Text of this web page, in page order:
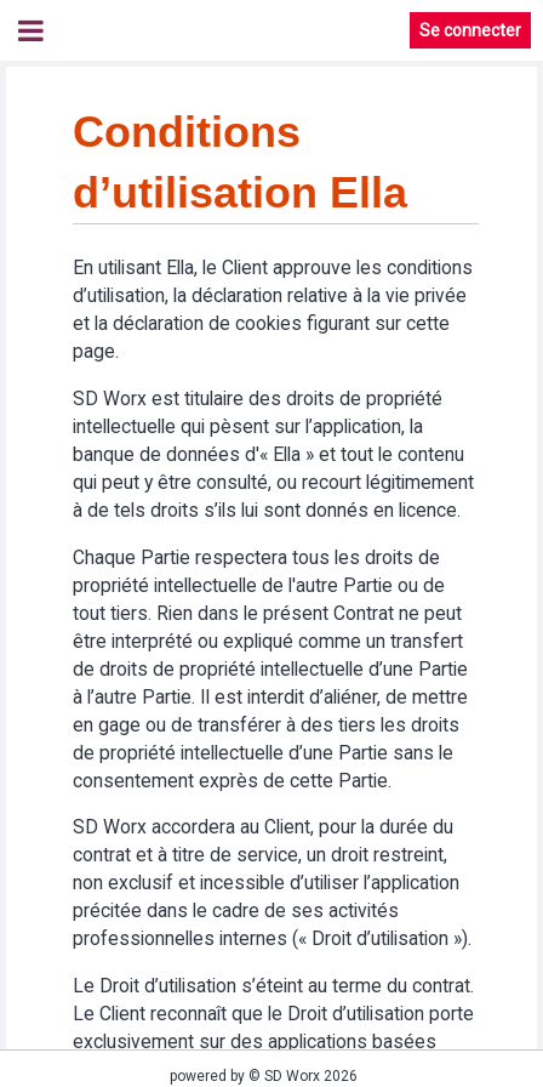
Se connecter
Conditions
d’utilisation Ella
En utilisant Ella, le Client approuve les conditions
d’utilisation, la déclaration relative à la vie privée
et la déclaration de cookies figurant sur cette
page.
SD Worx est titulaire des droits de propriété
intellectuelle qui pèsent sur l’application, la
banque de données d'« Ella » et tout le contenu
qui peut y être consulté, ou recourt légitimement
à de tels droits s’ils lui sont donnés en licence.
Chaque Partie respectera tous les droits de
propriété intellectuelle de l'autre Partie ou de
tout tiers. Rien dans le présent Contrat ne peut
être interprété ou expliqué comme un transfert
de droits de propriété intellectuelle d’une Partie
à l’autre Partie. Il est interdit d’aliéner, de mettre
en gage ou de transférer à des tiers les droits
de propriété intellectuelle d’une Partie sans le
consentement exprès de cette Partie.
SD Worx accordera au Client, pour la durée du
contrat et à titre de service, un droit restreint,
non exclusif et incessible d’utiliser l’application
précitée dans le cadre de ses activités
professionnelles internes (« Droit d’utilisation »).
Le Droit d’utilisation s’éteint au terme du contrat.
Le Client reconnaît que le Droit d’utilisation porte
exclusivement sur des applications basées
Web. Le Client s’abstiendra (i) d’utiliser
powered by © SD Worx 2026